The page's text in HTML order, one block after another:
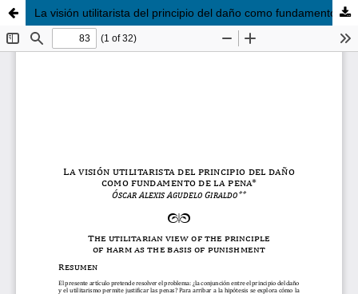
La visión utilitarista del principio del daño como fundamento de la pena